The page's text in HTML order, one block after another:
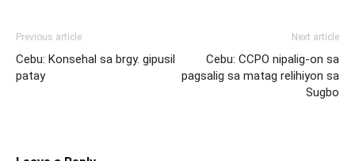
Previous article
Cebu: Konsehal sa brgy. gipusil
patay
Next article
Cebu: CCPO nipalig-on sa
pagsalig sa matag relihiyon sa
Sugbo